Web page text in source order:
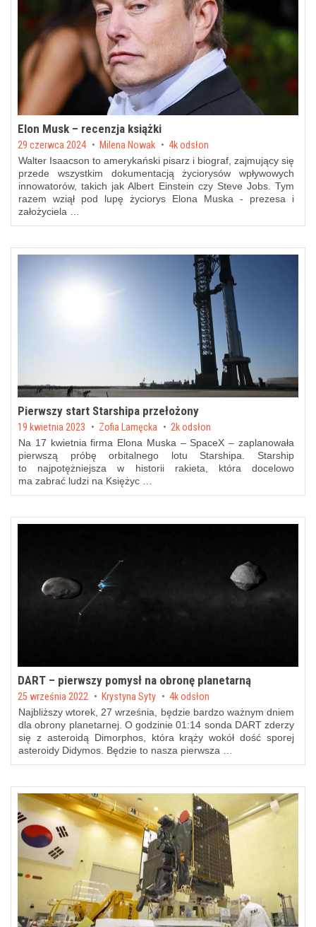
Elon Musk – recenzja książki
Posted on
29 czerwca 2024 by Milena Nowak 4k odsłon
Walter Isaacson to amerykański pisarz i biograf, zajmujący się
przede wszystkim dokumentacją życiorysów wpływowych
innowatorów, takich jak Albert Einstein czy Steve Jobs. Tym
razem wziął pod lupę życiorys Elona Muska - prezesa i
założyciela …
Pierwszy start Starshipa przełożony
Posted on
19 kwietnia 2023 by Zofia Lamęcka 2k odsłon
Na 17 kwietnia firma Elona Muska – SpaceX – zaplanowała
pierwszą próbę orbitalnego lotu Starshipa. Starship
to najpotężniejsza w historii rakieta, która docelowo
ma zabrać ludzi na Księżyc …
DART – pierwszy pomysł na obronę planetarną
Posted on
25 września 2022 by Krystyna Syty 4k odsłon
Najbliższy wtorek, 27 września, będzie bardzo ważnym dniem
dla obrony planetarnej. O godzinie 01:14 sonda DART zderzy
się z asteroidą Dimorphos, która krąży wokół dość sporej
asteroidy Didymos. Będzie to nasza pierwsza …